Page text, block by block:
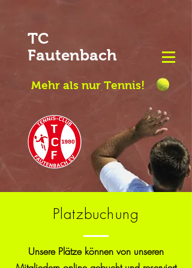
TC
Fautenbach
Mehr als nur Tennis!
Platzbuchung
Unsere Plätze können von unseren